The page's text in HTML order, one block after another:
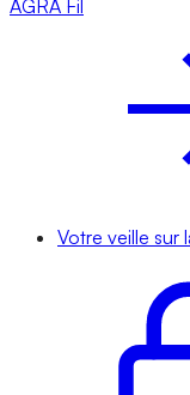
AGRA Fil
Votre veille sur